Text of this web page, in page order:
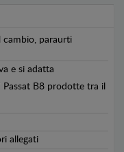
cambio, paraurti
e si adatta
B8 prodotte tra il
allegati